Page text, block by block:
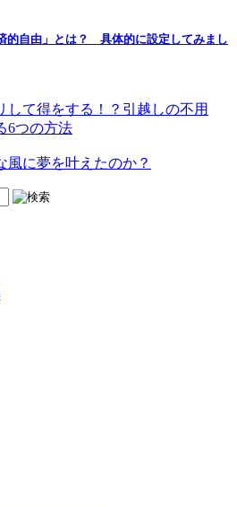
的自由」とは？ 具体的に設定してみまし
して得をする！？引越しの不用
6つの方法
風に夢を叶えたのか？